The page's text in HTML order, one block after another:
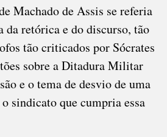
Machado de Assis se referia
da retórica e do discurso, tão
tão criticados por Sócrates
sobre a Ditadura Militar
e o tema de desvio de uma
sindicato que cumpria essa